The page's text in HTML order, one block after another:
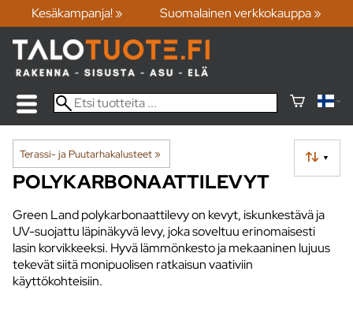
Kesäkampanja! » Suomalainen verkkokauppa »
Terassi- ja Puutarhakalusteet‪» ▼
POLYKARBONAATTILEVYT
Green Land polykarbonaattilevy on kevyt, iskunkestävä ja
UV-suojattu läpinäkyvä levy, joka soveltuu erinomaisesti
lasin korvikkeeksi. Hyvä lämmönkesto ja mekaaninen lujuus
tekevät siitä monipuolisen ratkaisun vaativiin
käyttökohteisiin.